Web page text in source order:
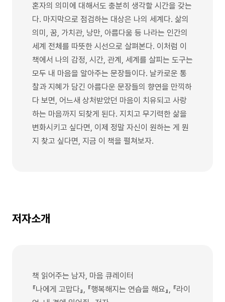
혼자의 의미에 대해서도 충분히 생각할 시간을 갖는
다. 마지막으로 점검하는 대상은 나의 세계다. 삶의
의미, 꿈, 가치관, 낭만, 아름다움 등 나라는 인간의
세계 전체를 따뜻한 시선으로 살펴본다. 이처럼 이
책에서 나의 감정, 시간, 관계, 세계를 살피는 도구는
모두 내 마음을 알아주는 문장들이다. 날카로운 통
찰과 지혜가 담긴 아름다운 문장들의 향연을 만끽하
다 보면, 어느새 상처받았던 마음이 치유되고 사랑
하는 마음까지 되찾게 된다. 지치고 무기력한 삶을
변화시키고 싶다면, 이제 정말 자신이 원하는 게 뭔
지 찾고 싶다면, 지금 이 책을 펼쳐보자.
저자소개
책 읽어주는 남자, 마음 큐레이터
『나에게 고맙다』, 『행복해지는 연습을 해요』, 『라이